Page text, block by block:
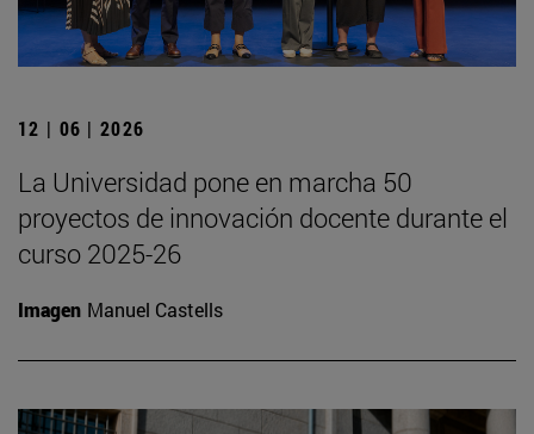
12 | 06 | 2026
La Universidad pone en marcha 50
proyectos de innovación docente durante el
curso 2025-26
Imagen Manuel Castells